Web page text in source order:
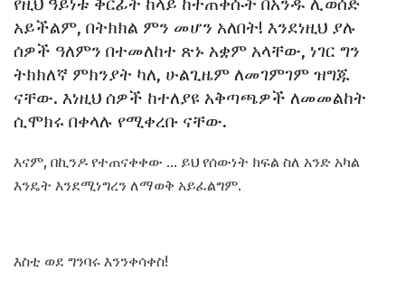
የዚህ ዓይነቱ ቅርፊት ከላይ ከተጠቀሱት በአንዱ ሊወሰድ
አይችልም, በትክክል ምን መሆን አለበት! እንደነዚህ ያሉ
ሰዎች ዓለምን በተመለከተ ጽኑ አቋም አላቸው, ነገር ግን
ትክክለኛ ምክንያት ካለ, ሁልጊዜም ለመገምገም ዝግጁ
ናቸው. እነዚህ ሰዎች ከተለያዩ አቅጣጫዎች ለመመልከት
ሲሞክሩ በቀላሉ የሚቀረቡ ናቸው.
እናም, በኪንዶ የተጠናቀቀው ... ይህ የሰውነት ክፍል ስለ አንድ አካል
እንዴት እንደሚነግረን ለማወቅ አይፈልግም.
እስቲ ወደ ግንባሩ እንንቀሳቀስ!